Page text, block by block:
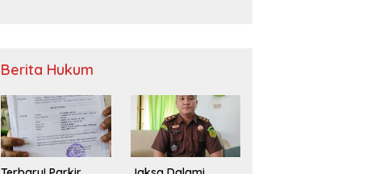
Berita Hukum